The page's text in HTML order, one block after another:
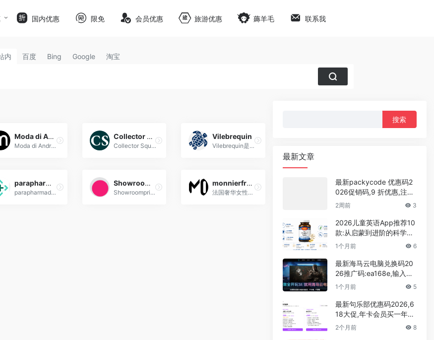
国内优惠 限免 会员优惠 旅游优惠 薅羊毛 联系我
内 百度 Bing Google 淘宝
Moda di Andrea
Moda di Andrea是一家法国综合奢侈品牌电商，专注于提供多品牌的时尚服饰、鞋履、配饰和其他奢侈品。
Collector Square
Collector Square是法国巴黎的在线奢侈品平台，专注于买卖二手奢侈品，并通过严格的鉴定认证和专业的客户服务提供可信赖的购物体验。
Vilebrequin
Vilebrequin是一家源自法国的高端度假泳装品牌
parapharmadirect
parapharmadirect,法国黑家, 知名药妆购物网站
Showroomprive
Showroomprive是法国数一数二的时尚购物网站和闪购平台
monnierfreres
法国奢华女性时尚配饰折扣电商，销售包包、鞋子、珠宝首饰、配件、围巾和太阳眼镜等
最新文章
最新packycode 优惠码2
026促销码,9 折优惠,注册
即可获得$1体验余额
2周前 3
2026儿童英语App推荐10
款:从启蒙到进阶的科学选
型,家长实测零踩坑攻略
1个月前 6
最新海马云电脑兑换码20
26推广码:ea168e,输入领
取30分钟的免费游戏时长
1个月前 5
最新句乐部优惠码2026,6
18大促,年卡会员买一年送
一年,永久会员超低价
2个月前 8